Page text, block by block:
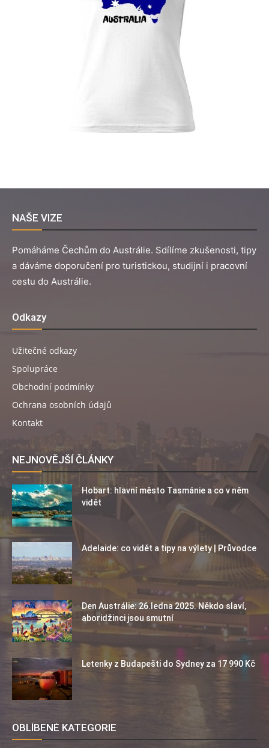
NAŠE VIZE
Pomáháme Čechům do Austrálie. Sdílíme zkušenosti, tipy
a dáváme doporučení pro turistickou, studijní i pracovní
cestu do Austrálie.
Odkazy
Užitečné odkazy
Spolupráce
Obchodní podmínky
Ochrana osobních údajů
Kontakt
NEJNOVĚJŠÍ ČLÁNKY
Hobart: hlavní město Tasmánie a co v něm
vidět
Adelaide: co vidět a tipy na výlety | Průvodce
Den Austrálie: 26.ledna 2025. Někdo slaví,
aboridžinci jsou smutní
Letenky z Budapešti do Sydney za 17 990 Kč
OBLÍBENÉ KATEGORIE